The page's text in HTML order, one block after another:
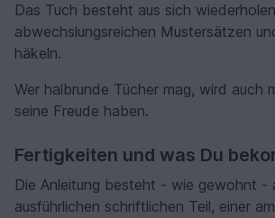
Das Tuch besteht aus sich
abwechslungsreichen Mustersätzen
häkeln.
Wer halbrunde Tücher mag, wird auch
seine Freude haben.
Fertigkeiten und was Du
Die Anleitung besteht - wie gewohnt -
ausführlichen schriftlichen Teil, einer